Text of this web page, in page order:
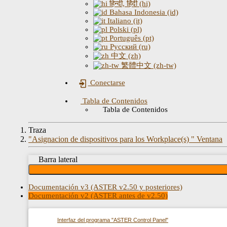
हिन्दी, हिंदी (hi)
Bahasa Indonesia (id)
Italiano (it)
Polski (pl)
Português (pt)
Русский (ru)
中文 (zh)
繁體中文 (zh-tw)
Conectarse
Tabla de Contenidos
Tabla de Contenidos
Traza
"Asignacion de dispositivos para los Workplace(s) " Ventana
Barra lateral
Documentación v3 (ASTER v2.50 y posteriores)
Documentación v2 (ASTER antes de v2.50)
Interfaz del programa "ASTER Control Panel"